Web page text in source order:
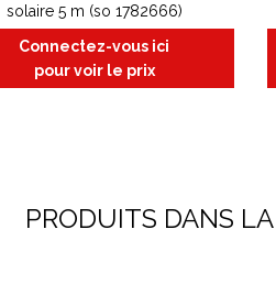
solaire 5 m (so 1782666)
Connectez-vous ici
pour voir le prix
PRODUITS DANS